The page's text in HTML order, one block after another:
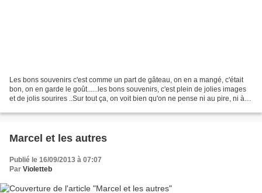
Les bons souvenirs c'est comme un part de gâteau, on en a mangé, c'était
bon, on en garde le goût......les bons souvenirs, c'est plein de jolies images
et de jolis sourires ..Sur tout ça, on voit bien qu'on ne pense ni au pire, ni à
Marcel et les autres
Publié le 16/09/2013 à 07:07
Par Violetteb